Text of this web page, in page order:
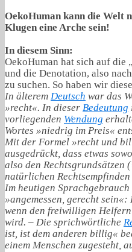
OekoHuman kann die Welt
Klugen eine Arche sein!
In diesem Sinn:
OekoHuman hat sich auf die „
und die Denotation, also
zu suchen. So haben wir
In älterem Deutsch war das
»recht«. In dieser Bedeutung
vorliegenden Wendung
Wortes »niedrig im Preis«
Mit der Formel »recht und
ausgedrückt, dass etwas
also den Rechtsgrundsätzen
natürlichen
Im heutigen
»angemessen, gerecht
wenn den freiwilligen
wird. – Die sprichwörtliche
ist, ist dem anderen billig«
einem Menschen zugesteht,